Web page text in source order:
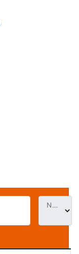
Nb. Évt par page